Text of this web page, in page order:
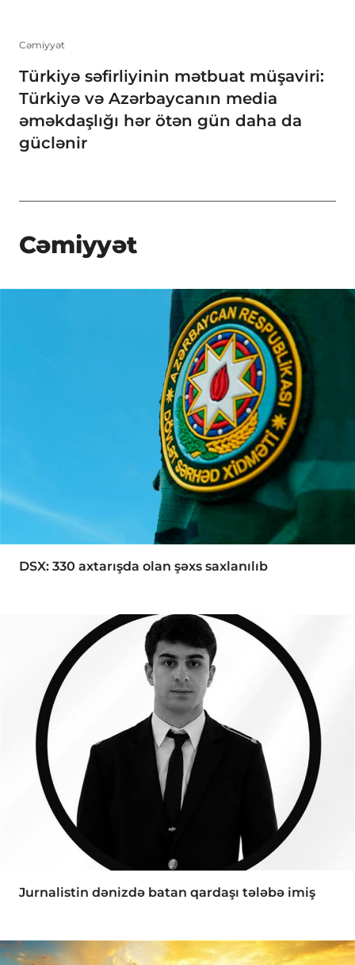
Cəmiyyət
Türkiyə səfirliyinin mətbuat müşaviri:
Türkiyə və Azərbaycanın media
əməkdaşlığı hər ötən gün daha da
güclənir
Cəmiyyət
DSX: 330 axtarışda olan şəxs saxlanılıb
Jurnalistin dənizdə batan qardaşı tələbə imiş